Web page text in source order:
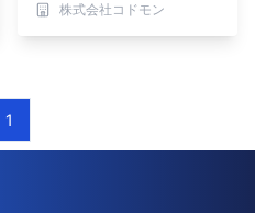
株式会社コドモン
1